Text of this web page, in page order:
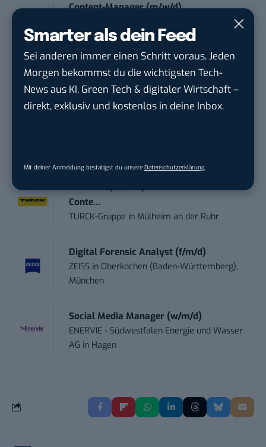
Smarter als dein Feed
Sei anderen immer einen Schritt voraus. Jeden
Morgen bekommst du die wichtigsten Tech-
News aus KI, Green Tech & digitaler Wirtschaft –
direkt, exklusiv und kostenlos in deine Inbox.
Mit deiner Anmeldung bestätigst du unsere Datenschutzerklärung
Content-Manager (m/w/d)
Online-Redakteur / Content Creator
(m/w/d) B2...
TURCK-GruppeinMülheim an der Ruhr
Conte...
TURCK-Gruppe in Mülheim an der Ruhr
Digital Forensic Analyst (f/m/d)
ZEISS in Oberkochen (Baden-Württemberg),
München
Social Media Manager (w/m/d)
ENERVIE - Südwestfalen Energie und Wasser
AG in Hagen